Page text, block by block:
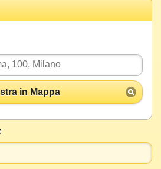
in Mappa